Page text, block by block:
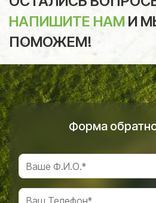
НАПИШИТЕ НАМ И
ПОМОЖЕМ!
Форма